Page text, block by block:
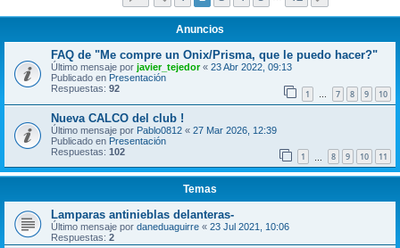
Anuncios
FAQ de "Me compre un Onix/Prisma, que le puedo hacer?"
Último mensaje por javier_tejedor« 23 Abr 2022, 09:13
Publicado en Presentación
Respuestas: 92 1 … 7 8 9 10
Nueva CALCO del club !
Último mensaje por Pablo0812 « 27 Mar 2026, 12:39
Publicado en Presentación
Respuestas: 102 1 8 9 10 11
Temas
Lamparas antinieblas delanteras-
Último mensaje por daneduaguirre « 23 Jul 2021, 10:06
Respuestas: 2